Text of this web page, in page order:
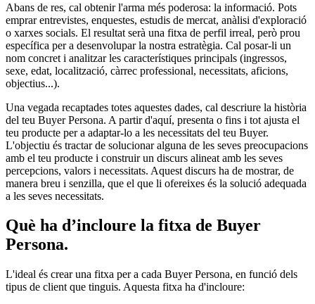
Abans de res, cal obtenir l'arma més poderosa: la informació. Pots
emprar entrevistes, enquestes, estudis de mercat, anàlisi d'exploració
o xarxes socials. El resultat serà una fitxa de perfil irreal, però prou
específica per a desenvolupar la nostra estratègia. Cal posar-li un
nom concret i analitzar les característiques principals (ingressos,
sexe, edat, localització, càrrec professional, necessitats, aficions,
objectius...).
Una vegada recaptades totes aquestes dades, cal descriure la història
del teu Buyer Persona. A partir d'aquí, presenta o fins i tot ajusta el
teu producte per a adaptar-lo a les necessitats del teu Buyer.
L'objectiu és tractar de solucionar alguna de les seves preocupacions
amb el teu producte i construir un discurs alineat amb les seves
percepcions, valors i necessitats. Aquest discurs ha de mostrar, de
manera breu i senzilla, que el que li ofereixes és la solució adequada
a les seves necessitats.
Què ha d’incloure la fitxa de Buyer
Persona.
L'ideal és crear una fitxa per a cada Buyer Persona, en funció dels
tipus de client que tinguis. Aquesta fitxa ha d'incloure: